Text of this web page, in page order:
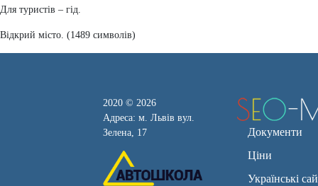
Для туристів – гід.
Відкрий місто. (1489 символів)
2020 © 2026
Адреса: м. Львів вул.
Зелена, 17
Документи
Ціни
Українські